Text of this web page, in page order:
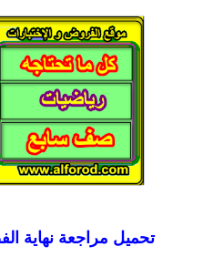
تحميل مراجعة نهاية